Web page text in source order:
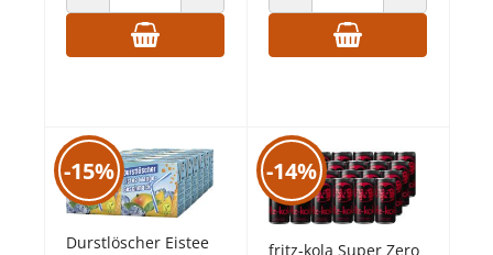
ANZAHL VERRINGERNANZAHL ERHÖHENANZAHL VERRINGERNANZAHL
-15%
Durstlöscher Eistee
-14%
fritz-kola Super Zero